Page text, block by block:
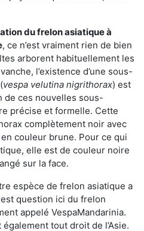
du frelon asiatiqueà
, ce n’est vraiment rien de bien
arborent habituellement les
l’existence d’une sous-
vespa velutina nigrithorax) est
de ces nouvelles sous-
précise et formelle. Cette
complètement noir avec
couleur brune. Pour ce qui
elle est de couleur noire
sur la face.
espèce de frelon asiatique a
question ici du frelon
appelé VespaMandarinia.
tout droit de l’Asie.